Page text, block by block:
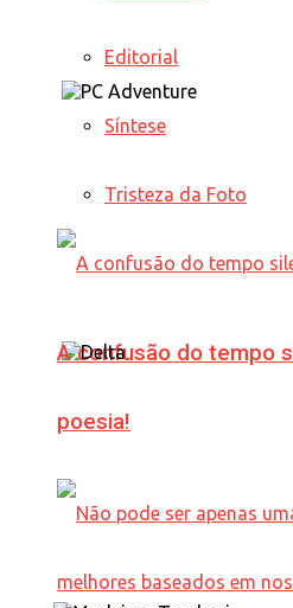
Editorial
Síntese
Tristeza da Foto
A confusão do tempo
poesia!